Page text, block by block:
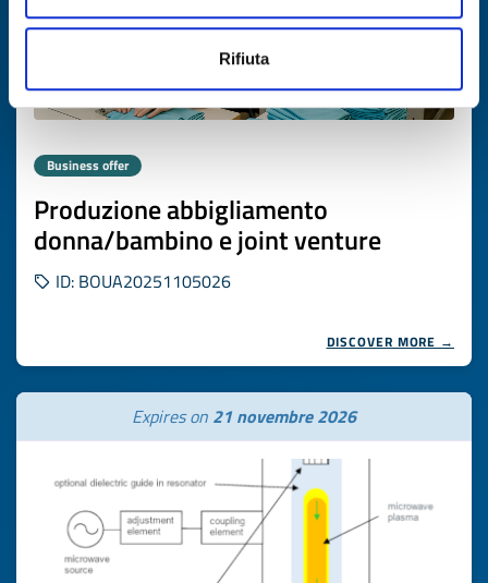
Rifiuta
Business offer
Produzione abbigliamento
donna/bambino e joint venture
ID: BOUA20251105026
DISCOVER MORE →
Expires on 21 novembre 2026